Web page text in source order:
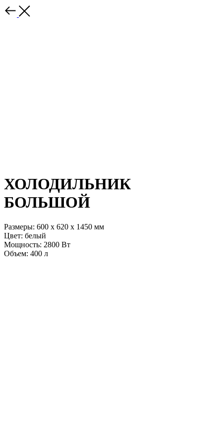
ХОЛОДИЛЬНИК
БОЛЬШОЙ
Размеры: 600 х 620 х 1450 мм
Цвет: белый
Мощность: 2800 Вт
Объем: 400 л